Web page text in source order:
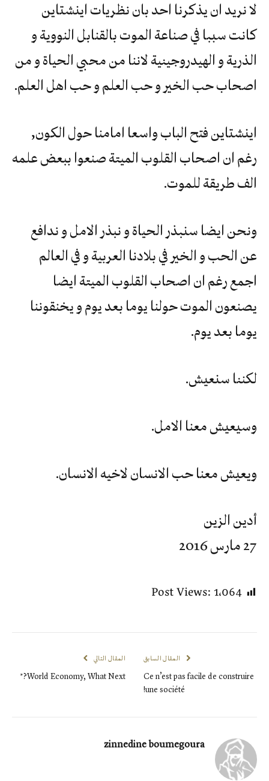
لا نريد ان يذكرنا احد بان نظريات اينشتاين
كانت سببا في صناعة الموت بالقنابل النووية و
الذرية و الهيدروجينية لاننا من محبي الحياة و من
اصحاب حب الخير و حب العلم و حب اهل العلم.
اينشتاين فتح الباب واسعا امامنا حول الكون,
رغم ان اصحاب القلوب الميتة صنعوا ببعض علمه
الف طريقة للموت.
ونحن ايضا سنبذر الحياة و نبذر الامل و ندافع
عن الحب و الخير في بلادنا العربية و في العالم
اجمع رغم ان اصحاب القلوب الميتة ايضا
يصنعون الموت حولنا يوما بعد يوم و يخنقوننا
يوما بعد يوم.
لكننا سنعيش.
وسيعيش معنا الامل.
ويعيش معنا حب الانسان لاخيه الانسان.
أدين الزين
27 مارس 2016
Post Views:1٬064
المقال السابق
Ce n’est pas facile de construire
une société!
المقال التالي
World Economy, What Next?*
zinnedine boumegoura